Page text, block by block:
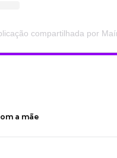
compartilhada por
a mãe